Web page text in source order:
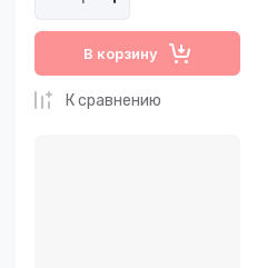
В корзину
К сравнению